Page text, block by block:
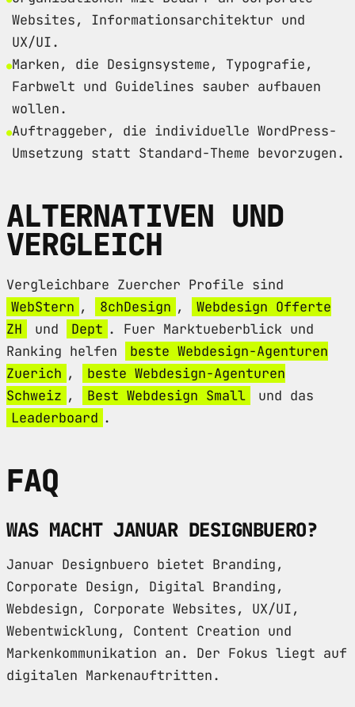
Websites, Informationsarchitektur und
UX/UI.
Marken, die Designsysteme, Typografie,
Farbwelt und Guidelines sauber aufbauen
wollen.
Auftraggeber, die individuelle WordPress-
Umsetzung statt Standard-Theme bevorzugen.
ALTERNATIVEN UND
VERGLEICH
Vergleichbare Zuercher Profile sind
WebStern , 8chDesign ,
Webdesign Offerte
ZH
und Dept . Fuer Marktueberblick und
Ranking helfen
beste Webdesign-Agenturen
Zuerich ,
beste Webdesign-Agenturen
Schweiz , Best Webdesign Small
und das
Leaderboard .
FAQ
WAS MACHT JANUAR DESIGNBUERO?
Januar Designbuero bietet Branding,
Corporate Design, Digital Branding,
Webdesign, Corporate Websites, UX/UI,
Webentwicklung, Content Creation und
Markenkommunikation an. Der Fokus liegt auf
digitalen Markenauftritten.